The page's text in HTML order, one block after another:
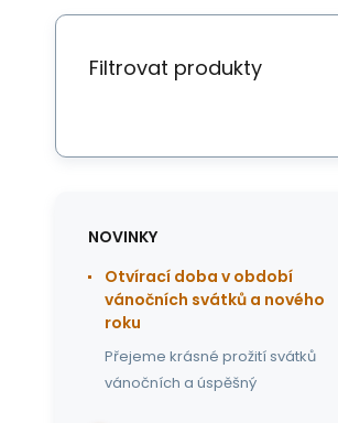
Filtrovat produkty
NOVINKY
Otvírací doba v období
vánočních svátků a nového
roku
Přejeme krásné prožití svátků
vánočních a úspěšný